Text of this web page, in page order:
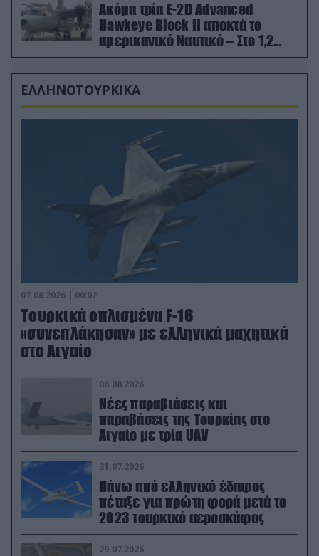
Ακόμα τρία E-2D Advanced
Hawkeye Block II αποκτά το
αμερικανικό Ναυτικό – Στο 1,2
δισ.δολάρια το κόστος
ΕΛΛΗΝΟΤΟΥΡΚΙΚΑ
07.08.2026 | 00:02
Τουρκικά οπλισμένα F-16
«συνεπλάκησαν» με ελληνικά μαχητικά
στο Αιγαίο
06.08.2026
Νέες παραβιάσεις και
παραβάσεις της Τουρκίας στο
Αιγαίο με τρία UAV
31.07.2026
Πάνω από ελληνικό έδαφος
πέταξε για πρώτη φορά μετά το
2023 τουρκικό αεροσκάφος
29.07.2026